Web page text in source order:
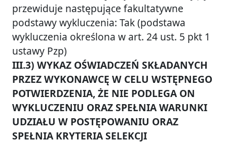
przewiduje następujące fakultatywne
podstawy wykluczenia: Tak (podstawa
wykluczenia określona w art. 24 ust. 5 pkt 1
ustawy Pzp)
III.3) WYKAZ OŚWIADCZEŃ SKŁADANYCH
PRZEZ WYKONAWCĘ W CELU WSTĘPNEGO
POTWIERDZENIA, ŻE NIE PODLEGA ON
WYKLUCZENIU ORAZ SPEŁNIA WARUNKI
UDZIAŁU W POSTĘPOWANIU ORAZ
SPEŁNIA KRYTERIA SELEKCJI